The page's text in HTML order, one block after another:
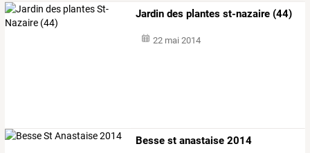
Jardin des plantes st-nazaire (44)
22 mai 2014
Besse st anastaise 2014